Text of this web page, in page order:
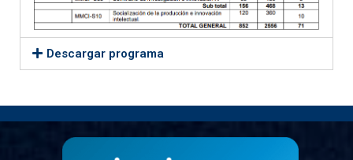
Descargar programa